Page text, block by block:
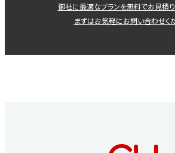
御社に最適なプランを無料でお見積り
まずはお気軽にお問い合わせく